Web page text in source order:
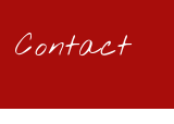
Contact